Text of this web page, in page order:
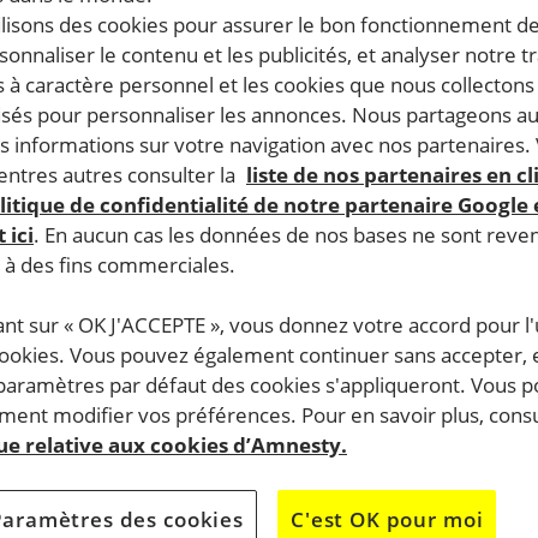
Beshey, Noorey et Bahal ont fui les atrocités en Irak.
au piège en Grèce en attendant d’être accueillies
Noorey et Beshey vont rejoindre leur famille en
fuir leur pays, l’Irak, avec leurs familles, en août
ont continué leur périple, espérant trouver une
dans des conditions effroyables.
où les autorités n’assuraient pas leur protection,
mais les quatre autres soeurs et Bahal une femme de
ne peuvent toujours pas aller à l’école. Elles
des cookies pour assurer le bon fonctionnement
le contenu et les publicités, et analyser notre
à caractère personnel et les cookies que nous
pour personnaliser les annonces. Nous partageons
informations sur votre navigation avec nos partenaires.
autres consulter la liste de nos partenaires en
de confidentialité de notre partenaire Google
ici. En aucun cas les données de nos bases ne sont
des fins commerciales.
sur « OK J'ACCEPTE », vous donnez votre accord pour
Vous pouvez également continuer sans accepter,
par défaut des cookies s'appliqueront. Vous
modifier vos préférences. Pour en savoir plus,
relative aux cookies d’Amnesty.
des cookies C'est OK pour moi